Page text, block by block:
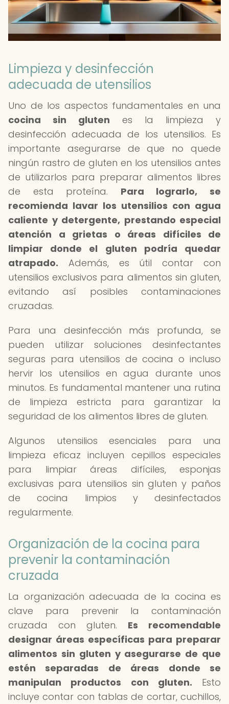
Limpieza y desinfección
adecuada de utensilios
Uno de los aspectos fundamentales en una
cocina sin gluten es la limpieza y
desinfección adecuada de los utensilios. Es
importante asegurarse de que no quede
ningún rastro de gluten en los utensilios antes
de utilizarlos para preparar alimentos libres
de esta proteína. Para lograrlo, se
recomienda lavar los utensilios con agua
caliente y detergente, prestando especial
atención a grietas o áreas difíciles de
limpiar donde el gluten podría quedar
atrapado. Además, es útil contar con
utensilios exclusivos para alimentos sin gluten,
evitando así posibles contaminaciones
cruzadas.
Para una desinfección más profunda, se
pueden utilizar soluciones desinfectantes
seguras para utensilios de cocina o incluso
hervir los utensilios en agua durante unos
minutos. Es fundamental mantener una rutina
de limpieza estricta para garantizar la
seguridad de los alimentos libres de gluten.
Algunos utensilios esenciales para una
limpieza eficaz incluyen cepillos especiales
para limpiar áreas difíciles, esponjas
exclusivas para utensilios sin gluten y paños
de cocina limpios y desinfectados
regularmente.
Organización de la cocina para
prevenir la contaminación
cruzada
La organización adecuada de la cocina es
clave para prevenir la contaminación
cruzada con gluten. Es recomendable
designar áreas específicas para preparar
alimentos sin gluten y asegurarse de que
estén separadas de áreas donde se
manipulan productos con gluten. Esto
incluye contar con tablas de cortar, cuchillos,